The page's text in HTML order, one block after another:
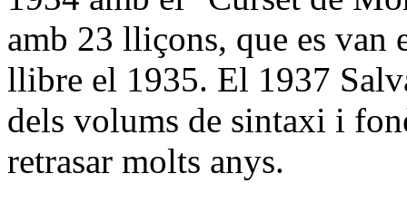
amb 23 lliçons, que es van
llibre el 1935. El 1937
dels volums de sintaxi i
retrasar molts anys.